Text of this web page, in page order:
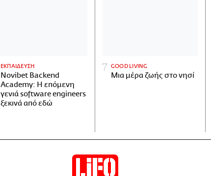
ΕΚΠΑΙΔΕΥΣΗ
Novibet Backend
Academy: Η επόμενη
γενιά software engineers
ξεκινά από εδώ
GOOD LIVING
Μια μέρα ζωής στο νησί